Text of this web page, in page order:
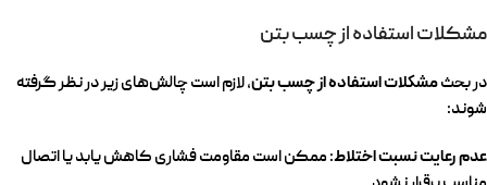
مشکلات استفاده از چسب بتن
در بحثمشکلات استفاده از چسب بتن، لازم است چالش‌های زیر در نظر گرفته
شوند:
عدم رعایت نسبت اختلاط: ممکن است مقاومت فشاری کاهش یابد یا اتصال